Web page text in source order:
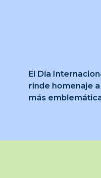
El Día
rinde homenaje
más